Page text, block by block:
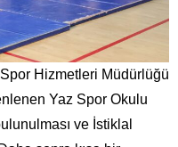
Hizmetleri Müdürlüğü
Yaz Spor Okulu
ve İstiklal